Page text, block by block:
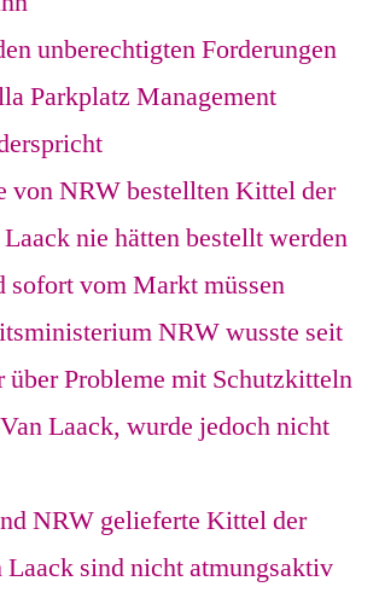
unberechtigten Forderungen
Parkplatz Management
von NRW bestellten Kittel der
nie hätten bestellt werden
sofort vom Markt müssen
NRW wusste seit
über Probleme mit Schutzkitteln
Laack, wurde jedoch nicht
NRW gelieferte Kittel der
Laack sind nicht atmungsaktiv